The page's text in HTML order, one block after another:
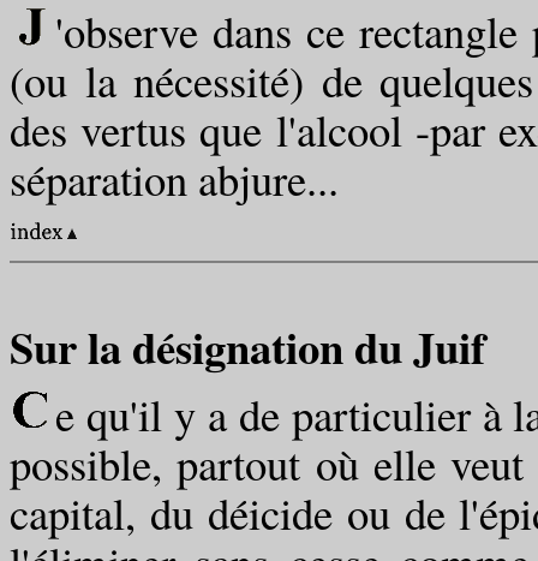
'observe dans ce
(ou la nécessité) de
des vertus que l'alcool -par
séparation abjure...
Sur la désignation du Juif
e qu'il y a de particulier à
possible, partout où elle
capital, du déicide ou de